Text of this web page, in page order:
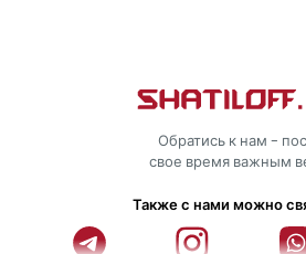
Обратись к нам -
свое время важным
Также с нами можно